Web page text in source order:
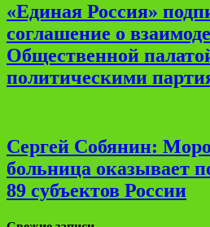
«Единая Россия»
соглашение о
Общественной
политическими
Сергей Собянин:
больница оказывает
89 субъектов России